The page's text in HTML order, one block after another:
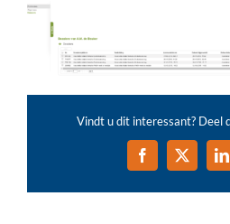
Vindt u dit interessant? Deel
Facebook
X